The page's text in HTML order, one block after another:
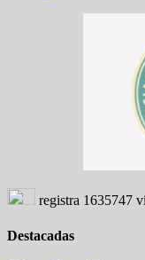
registra 1635747
Destacadas